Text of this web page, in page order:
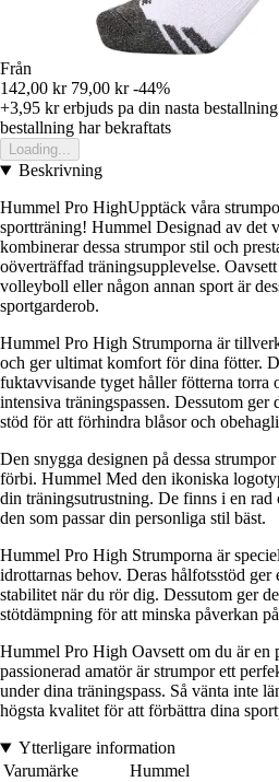
Från
142,00 kr 79,00 kr -44%
+3,95 krerbjuds pa din nasta bestallning
bestallning har bekraftats
Loading...
Beskrivning
Hummel Pro HighUpptäck våra
sportträning! Hummel Designad av det
kombinerar dessa strumpor stil och
oöverträffad träningsupplevelse.
volleyboll eller någon annan sport är
sportgarderob.
Hummel Pro High Strumporna är
och ger ultimat komfort för dina fötter.
fuktavvisande tyget håller fötterna torra
intensiva träningspassen. Dessutom
stöd för att förhindra blåsor och
Den snygga designen på dessa
förbi. Hummel Med den ikoniska
din träningsutrustning. De finns i en rad
den som passar din personliga stil bäst.
Hummel Pro High Strumporna är
idrottarnas behov. Deras hålfotsstöd ger
stabilitet när du rör dig. Dessutom ger
stötdämpning för att minska påverkan
Hummel Pro High Oavsett om du är en
passionerad amatör är strumpor ett
under dina träningspass. Så vänta inte
högsta kvalitet för att förbättra dina
Ytterligare information
Varumärke
Hummel